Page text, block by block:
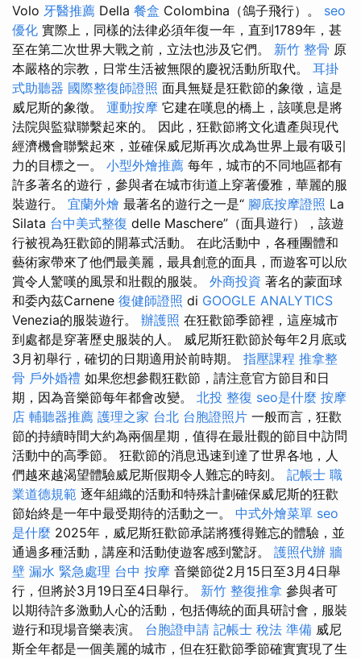
Volo 牙醫推薦 Della 餐盒 Colombina（鴿子飛行）。 seo
優化 實際上，同樣的法律必須年復一年，直到1789年，甚
至在第二次世界大戰之前，立法也涉及它們。 新竹 整骨 原
本嚴格的宗教，日常生活被無限的慶祝活動所取代。 耳掛
式助聽器 國際整復師證照 面具無疑是狂歡節的象徵，這是
威尼斯的象徵。 運動按摩 它建在嘆息的橋上，該嘆息是將
法院與監獄聯繫起來的。 因此，狂歡節將文化遺產與現代
經濟機會聯繫起來，並確保威尼斯再次成為世界上最有吸引
力的目標之一。 小型外燴推薦 每年，城市的不同地區都有
許多著名的遊行，參與者在城市街道上穿著優雅，華麗的服
裝遊行。 宜蘭外燴 最著名的遊行之一是“ 腳底按摩證照 La
Silata 台中美式整復 delle Maschere”（面具遊行），該遊
行被視為狂歡節的開幕式活動。 在此活動中，各種團體和
藝術家帶來了他們最美麗，最具創意的面具，而遊客可以欣
賞令人驚嘆的風景和壯觀的服裝。 外商投資 著名的蒙面球
和委內茲Carnene 復健師證照 di GOOGLE ANALYTICS
Venezia的服裝遊行。 辦護照 在狂歡節季節裡，這座城市
到處都是穿著歷史服裝的人。 威尼斯狂歡節於每年2月底或
3月初舉行，確切的日期適用於前時期。 指壓課程 推拿整
骨 戶外婚禮 如果您想參觀狂歡節，請注意官方節目和日
期，因為音樂節每年都會改變。 北投 整復 seo是什麼 按摩
店 輔聽器推薦 護理之家 台北 台胞證照片 一般而言，狂歡
節的持續時間大約為兩個星期，值得在最壯觀的節目中訪問
活動中的高季節。 狂歡節的消息迅速到達了世界各地，人
們越來越渴望體驗威尼斯假期令人難忘的時刻。 記帳士 職
業道德規範 逐年組織的活動和特殊計劃確保威尼斯的狂歡
節始終是一年中最受期待的活動之一。 中式外燴菜單 seo
是什麼 2025年，威尼斯狂歡節承諾將獲得難忘的體驗，並
通過多種活動，講座和活動使遊客感到驚訝。 護照代辦 牆
壁 漏水 緊急處理 台中 按摩 音樂節從2月15日至3月4日舉
行，但將於3月19日至4日舉行。 新竹 整復推拿 參與者可
以期待許多激動人心的活動，包括傳統的面具研討會，服裝
遊行和現場音樂表演。 台胞證申請 記帳士 稅法 準備 威尼
斯全年都是一個美麗的城市，但在狂歡節季節確實實現了生